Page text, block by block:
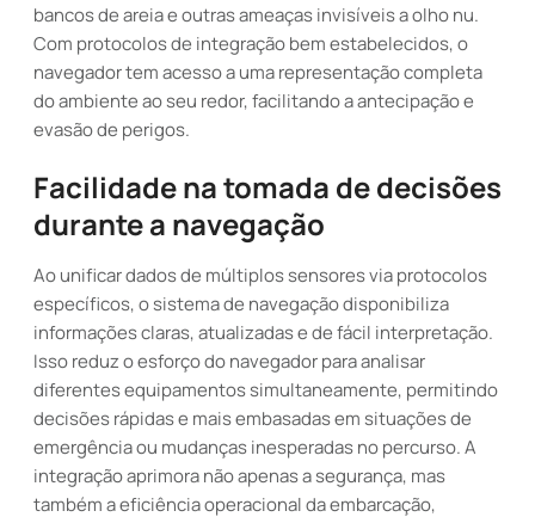
bancos de areia e outras ameaças invisíveis a olho nu.
Com protocolos de integração bem estabelecidos, o
navegador tem acesso a uma representação completa
do ambiente ao seu redor, facilitando a antecipação e
evasão de perigos.
Facilidade na tomada de decisões
durante a navegação
Ao unificar dados de múltiplos sensores via protocolos
específicos, o sistema de navegação disponibiliza
informações claras, atualizadas e de fácil interpretação.
Isso reduz o esforço do navegador para analisar
diferentes equipamentos simultaneamente, permitindo
decisões rápidas e mais embasadas em situações de
emergência ou mudanças inesperadas no percurso. A
integração aprimora não apenas a segurança, mas
também a eficiência operacional da embarcação,